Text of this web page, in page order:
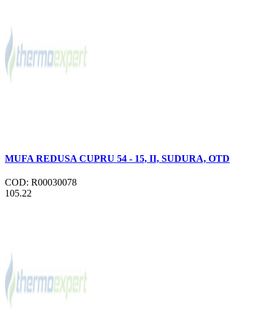
MUFA REDUSA CUPRU 54 - 15, II, SUDURA, OTD
COD: R00030078
105.22